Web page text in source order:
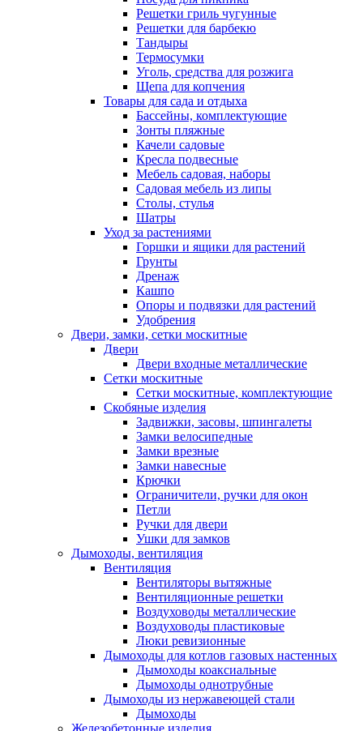
Решетки гриль чугунные
Решетки для барбекю
Тандыры
Термосумки
Уголь, средства для розжига
Щепа для копчения
Товары для сада и отдыха
Бассейны, комплектующие
Зонты пляжные
Качели садовые
Кресла подвесные
Мебель садовая, наборы
Садовая мебель из липы
Столы, стулья
Шатры
Уход за растениями
Горшки и ящики для растений
Грунты
Дренаж
Кашпо
Опоры и подвязки для растений
Удобрения
Двери, замки, сетки москитные
Двери
Двери входные металлические
Сетки москитные
Сетки москитные, комплектующие
Скобяные изделия
Задвижки, засовы, шпингалеты
Замки велосипедные
Замки врезные
Замки навесные
Крючки
Ограничители, ручки для окон
Петли
Ручки для двери
Ушки для замков
Дымоходы, вентиляция
Вентиляция
Вентиляторы вытяжные
Вентиляционные решетки
Воздуховоды металлические
Воздуховоды пластиковые
Люки ревизионные
Дымоходы для котлов газовых настенных
Дымоходы коаксиальные
Дымоходы однотрубные
Дымоходы из нержавеющей стали
Дымоходы
Железобетонные изделия